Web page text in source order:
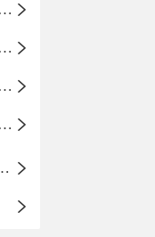
高青县花沟学区中心小学
高青县木李学区中心小学
高青县芦湖学区中心小学
高青县唐坊学区中心小学
准化规范化